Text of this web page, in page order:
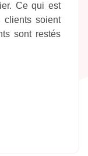
Ce qui est
clients soient
sont restés